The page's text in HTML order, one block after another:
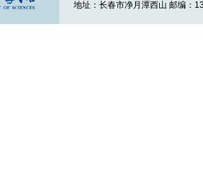
地址：长春市净月潭西山 邮编：